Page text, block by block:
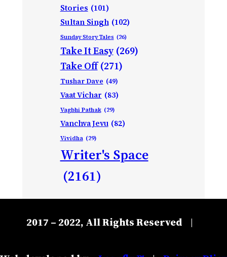
Stories (101)
Sultan Singh (102)
Sunday Story Tales (26)
Take It Easy (269)
Take Off (271)
Tushar Dave (49)
Vaat Vichar (83)
Vagbhi Pathak (29)
Vanchva Jevu (82)
Vividha (29)
Writer's Space
(2161)
2017 – 2022, All Rights Reserved |